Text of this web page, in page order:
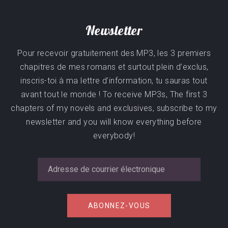
Newsletter
Pour recevoir gratuitement des MP3, les 3 premiers
chapitres de mes romans et surtout plein d’exclus,
inscris-toi à ma lettre d’information, tu sauras tout
avant tout le monde ! To receive MP3s, The first 3
chapters of my novels and exclusives, subscribe to my
newsletter and you will know everything before
everybody!